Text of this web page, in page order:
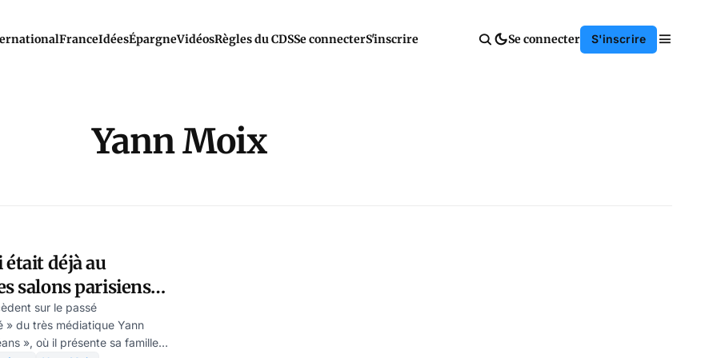
FranceIdéesÉpargneVidéosRègles du CDSSe connecterS'inscrire Se connecter S'inscrire
Yann Moix
déjà au
salons parisiens?
sur le passé
» du très médiatique Yann
», où il présente sa famille